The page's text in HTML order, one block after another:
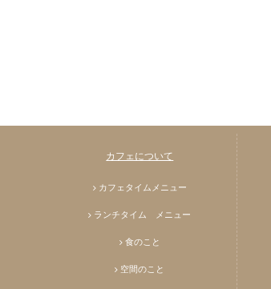
カフェについて
カフェタイムメニュー
ランチタイム メニュー
食のこと
空間のこと